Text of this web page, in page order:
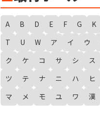
ギガスラッシュ
超ギガスラッシュ
新春スタートダッシュ取材
GRAND WARS-新店実践録-
SUGEEEEEEE!
ギャラクシー取材
グランドクラッシュ
トリプルユニオン
A B D E F G K
T
U W ア イ ウ
ク
ケ コ サ シ ス
ツ
テ ナ ニ ハ ヒ
マ
メ モ ユ ワ 漢